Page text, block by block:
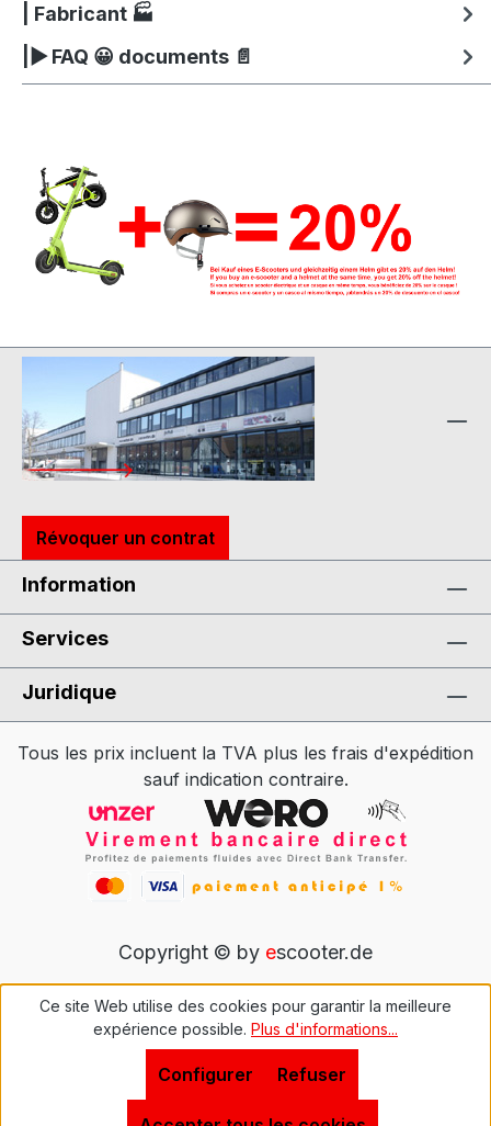
| Fabricant 🏭
|▶ FAQ 😀 documents 📄
Révoquer un contrat
Information
Services
Juridique
Tous les prix incluent la TVA plus les frais d'expédition
sauf indication contraire.
Copyright © by escooter.de
Ce site Web utilise des cookies pour garantir la meilleure
expérience possible. Plus d'informations...
Refuser
Configurer